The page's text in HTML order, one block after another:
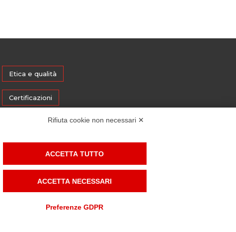
Etica e qualità
Certificazioni
Sostenibilità
Media
Whistleblowing
Rifiuta cookie non necessari ✕
ACCETTA TUTTO
ACCETTA NECESSARI
Preferenze GDPR